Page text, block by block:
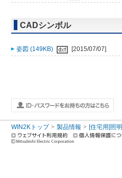
CADシンボル
姿図 (149KB) [2015/07/07]
WIN2Kトップ 製品情報 [住宅用]照明